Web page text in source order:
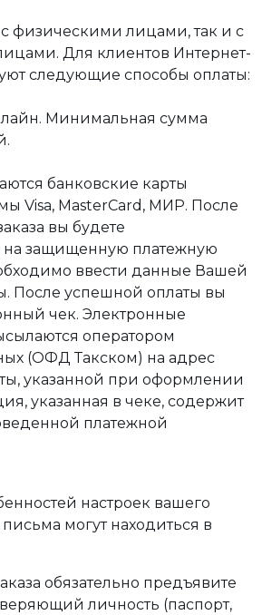
физическими лицами, так и с
Для клиентов Интернет-
следующие способы оплаты:
Минимальная сумма
банковские карты
Visa, MasterCard, МИР. После
вы будете
на защищенную платежную
ввести данные Вашей
После успешной оплаты вы
чек. Электронные
оператором
(ОФД Такском) на адрес
указанной при оформлении
указанная в чеке, содержит
платежной
настроек вашего
могут находиться в
обязательно предъявите
личность (паспорт,